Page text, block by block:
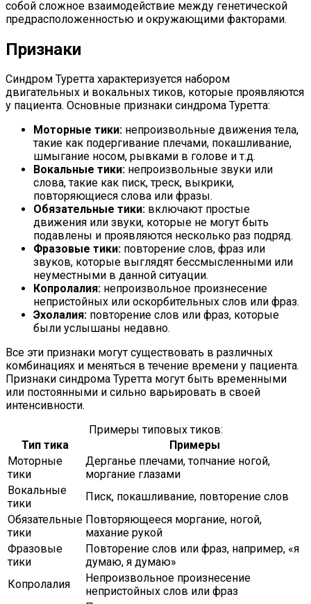
собой сложное взаимодействие между генетической
предрасположенностью и окружающими факторами.
Признаки
Синдром Туретта характеризуется набором
двигательных и вокальных тиков, которые проявляются
у пациента. Основные признаки синдрома Туретта:
Моторные тики: непроизвольные движения тела,
такие как подергивание плечами, покашливание,
шмыгание носом, рывками в голове и т.д.
Вокальные тики: непроизвольные звуки или
слова, такие как писк, треск, выкрики,
повторяющиеся слова или фразы.
Обязательные тики: включают простые
движения или звуки, которые не могут быть
подавлены и проявляются несколько раз подряд.
Фразовые тики: повторение слов, фраз или
звуков, которые выглядят бессмысленными или
неуместными в данной ситуации.
Копролалия: непроизвольное произнесение
непристойных или оскорбительных слов или фраз.
Эхолалия: повторение слов или фраз, которые
были услышаны недавно.
Все эти признаки могут существовать в различных
комбинациях и меняться в течение времени у пациента.
Признаки синдрома Туретта могут быть временными
или постоянными и сильно варьировать в своей
интенсивности.
Примеры типовых тиков:
Тип тика
Примеры
Моторные
тики
Дерганье плечами, топчание ногой,
моргание глазами
Вокальные
тики
Писк, покашливание, повторение слов
Обязательные
тики
Повторяющееся моргание, ногой,
махание рукой
Фразовые
тики
Повторение слов или фраз, например, «я
думаю, я думаю»
Копролалия
Непроизвольное произнесение
непристойных слов или фраз